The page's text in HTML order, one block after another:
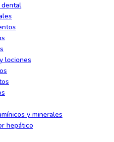
dental
lociones
y minerales
hepático